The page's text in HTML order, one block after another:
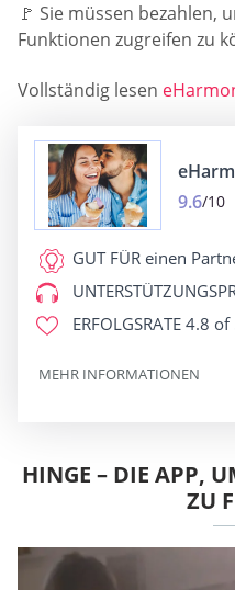
🚩 Sie müssen bezahlen,
Funktionen zugreifen zu
Vollständig lesen
9.6/10
GUT FÜR einen
ERFOLGSRATE 4.8 of
MEHR INFORMATIONEN
HINGE – DIE APP,
ZU